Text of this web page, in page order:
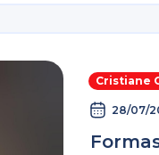
Cristiane
28/07/